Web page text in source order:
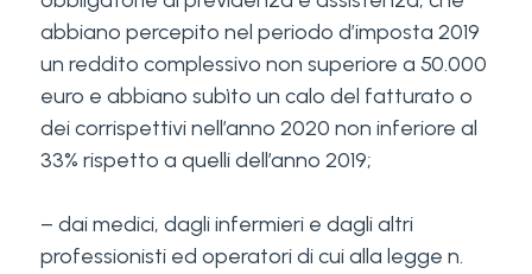
abbiano percepito nel periodo d’imposta 2019
un reddito complessivo non superiore a 50.000
euro e abbiano subìto un calo del fatturato o
dei corrispettivi nell’anno 2020 non inferiore al
33% rispetto a quelli dell’anno 2019;
– dai medici, dagli infermieri e dagli altri
professionisti ed operatori di cui alla legge n.